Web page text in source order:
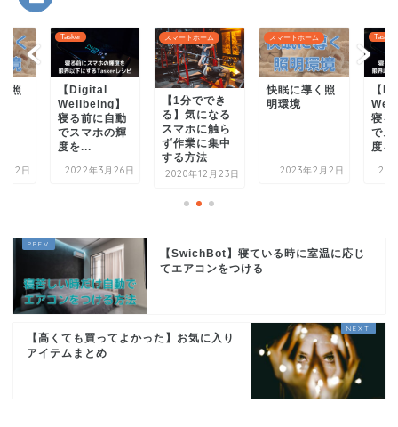
26日
スマートホーム
【1分ででき
る】気になる
スマホに触ら
ず作業に集中
2020年12月23日
スマートホーム
快眠に導く照
明環境
2023年2月2日
Tasker
【Digital
Wellbeing】
2022年3月26日
スマー
【1
る】
スマ
ず作
【SwichBot】寝ている時に室温に応じ
てエアコンをつける
【高くても買ってよかった】お気に入り
アイテムまとめ